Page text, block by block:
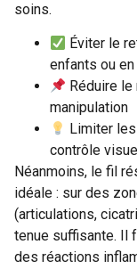
soins.
Éviter le
enfants ou
Réduire
manipulation
Limiter
contrôle visuel
Néanmoins, le fil
idéale : sur des
(articulations,
tenue suffisante. Il
des réactions